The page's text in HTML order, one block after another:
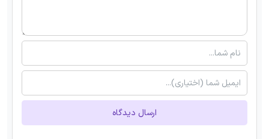
ارسال دیدگاه